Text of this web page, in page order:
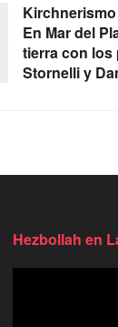
En Mar del
tierra con los
Stornelli y
Hezbollah en